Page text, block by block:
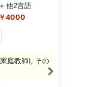
他2言語
￥4000
庭教師), その